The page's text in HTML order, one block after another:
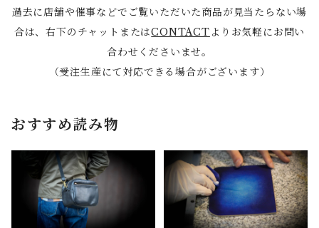
過去に店舗や催事などでご覧いただいた商品が見当たらない場
合は、右下のチャットまたはCONTACT よりお気軽にお問い
合わせくださいませ。
（受注生産にて対応できる場合がございます）
おすすめ読み物